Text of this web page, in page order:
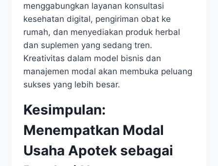
menggabungkan layanan konsultasi
kesehatan digital, pengiriman obat ke
rumah, dan menyediakan produk herbal
dan suplemen yang sedang tren.
Kreativitas dalam model bisnis dan
manajemen modal akan membuka peluang
sukses yang lebih besar.
Kesimpulan:
Menempatkan Modal
Usaha Apotek sebagai